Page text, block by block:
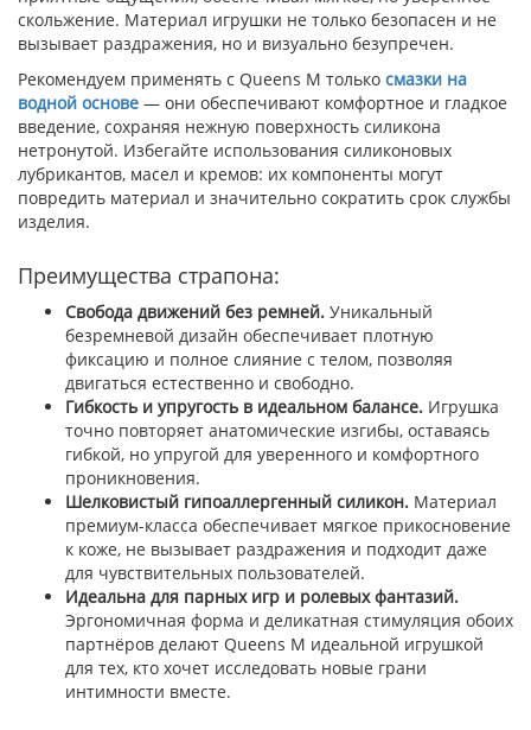
скольжение. Материал игрушки не только безопасен и не
вызывает раздражения, но и визуально безупречен.
Рекомендуем применять с Queens M только смазки на
водной основе — они обеспечивают комфортное и гладкое
введение, сохраняя нежную поверхность силикона
нетронутой. Избегайте использования силиконовых
лубрикантов, масел и кремов: их компоненты могут
повредить материал и значительно сократить срок службы
изделия.
Преимущества страпона:
Свобода движений без ремней. Уникальный
безремневой дизайн обеспечивает плотную
фиксацию и полное слияние с телом, позволяя
двигаться естественно и свободно.
Гибкость и упругость в идеальном балансе. Игрушка
точно повторяет анатомические изгибы, оставаясь
гибкой, но упругой для уверенного и комфортного
проникновения.
Шелковистый гипоаллергенный силикон. Материал
премиум-класса обеспечивает мягкое прикосновение
к коже, не вызывает раздражения и подходит даже
для чувствительных пользователей.
Идеальна для парных игр и ролевых фантазий.
Эргономичная форма и деликатная стимуляция обоих
партнёров делают Queens M идеальной игрушкой
для тех, кто хочет исследовать новые грани
интимности вместе.